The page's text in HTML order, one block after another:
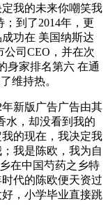
我的未来你嘲笑我
到了2014年，更
功在 美国纳斯达
司CEO，并在次
身家排名第六 在通
维持热。
年新版广告广告由其
水，却没看到我的
的现在，我决定我
我是陈欧，我为自
在中国芍药之乡特
代的陈欧便天资过
，小学毕业直接跳